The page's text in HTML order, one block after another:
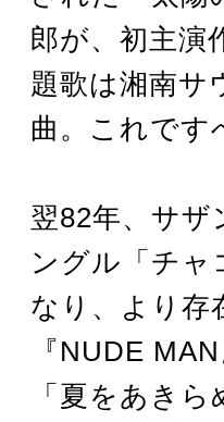
郎が、初主演
題歌は湘南サ
曲。これです
翌82年、サ
ングル「チャ
なり、より存
『NUDE
「夏をあき